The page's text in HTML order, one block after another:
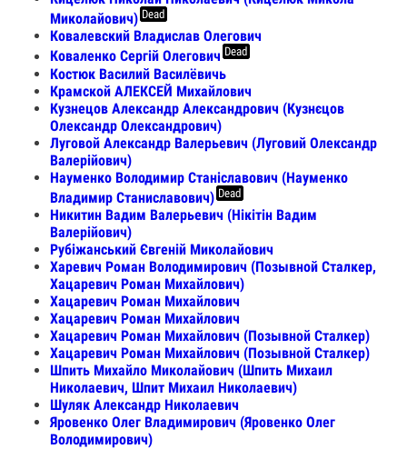
Миколайович) Dead
Ковалевский Владислав Олегович
Коваленко Сергій Олегович Dead
Костюк Василий Василёвичь
Крамской АЛЕКСЕЙ Михайлович
Кузнецов Александр Александрович (Кузнєцов
Олександр Олександрович)
Луговой Александр Валерьевич (Луговий Олександр
Валерійович)
Науменко Володимир Станіславович (Науменко
Владимир Станиславович) Dead
Никитин Вадим Валерьевич (Нікітін Вадим
Валерійович)
Рубіжанський Євгеній Миколайович
Харевич Роман Володимирович (Позывной Сталкер,
Хацаревич Роман Михайлович)
Хацаревич Роман Михайлович
Хацаревич Роман Михайлович
Хацаревич Роман Михайлович (Позывной Сталкер)
Хацаревич Роман Михайлович (Позывной Сталкер)
Шпить Михайло Миколайович (Шпить Михаил
Николаевич, Шпит Михаил Николаевич)
Шуляк Александр Николаевич
Яровенко Олег Владимирович (Яровенко Олег
Володимирович)